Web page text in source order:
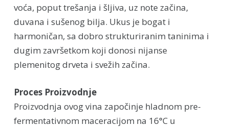
voća, poput trešanja i šljiva, uz note začina,
duvana i sušenog bilja. Ukus je bogat i
harmoničan, sa dobro strukturiranim taninima i
dugim završetkom koji donosi nijanse
plemenitog drveta i svežih začina.
Proces Proizvodnje
Proizvodnja ovog vina započinje hladnom pre-
fermentativnom maceracijom na 16°C u